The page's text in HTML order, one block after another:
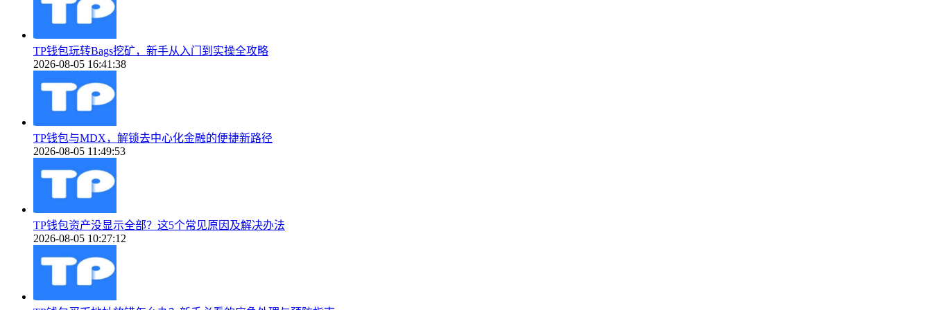
TP钱包玩转Bags挖矿，新手从入门到实操全攻略
2026-08-05 16:41:38
TP钱包与MDX，解锁去中心化金融的便捷新路径
2026-08-05 11:49:53
TP钱包资产没显示全部？这5个常见原因及解决办法
2026-08-05 10:27:12